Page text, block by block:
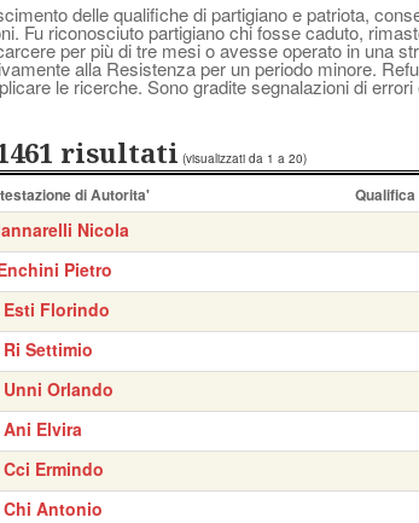
delle qualifiche di partigiano e patriota,
Fu riconosciuto partigiano chi fosse caduto,
per più di tre mesi o avesse operato in una
alla Resistenza per un periodo minore.
le ricerche. Sono gradite segnalazioni di
risultati (visualizzati da 1 a 20)
di Autorita' Qualifica
Nicola
Pietro
Esti Florindo
Ri Settimio
Unni Orlando
Ani Elvira
Cci Ermindo
Chi Antonio